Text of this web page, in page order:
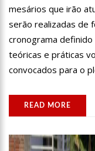
mesários que irão
serão realizadas de
cronograma
teóricas e práticas
convocados para o
READ MORE